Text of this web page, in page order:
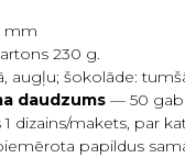
mm
230 g.
augļu; šokolāde:
daudzums — 50 gab
1 dizains/makets, par
papildus